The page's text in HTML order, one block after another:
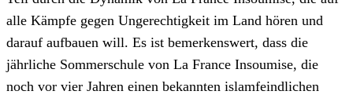
alle Kämpfe gegen Ungerechtigkeit im Land hören und
darauf aufbauen will. Es ist bemerkenswert, dass die
jährliche Sommerschule von La France Insoumise, die
noch vor vier Jahren einen bekannten islamfeindlichen